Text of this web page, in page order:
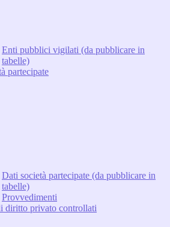
Enti pubblici vigilati (da pubblicare in
tabelle)
partecipate
Dati società partecipate (da pubblicare in
tabelle)
Provvedimenti
diritto privato controllati